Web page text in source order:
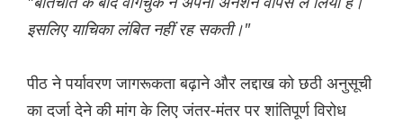
इसलिए याचिका लंबित नहीं रह सकती।"
पीठ ने पर्यावरण जागरूकता बढ़ाने और लद्दाख को छठी अनुसूची
का दर्जा देने की मांग के लिए जंतर-मंतर पर शांतिपूर्ण विरोध